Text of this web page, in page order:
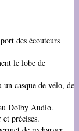
des écouteurs
le lobe de
un casque de vélo, de
Dolby Audio.
précises.